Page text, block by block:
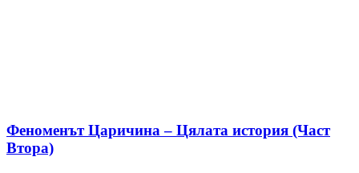
Феноменът Царичина – Цялата история (Част
Втора)